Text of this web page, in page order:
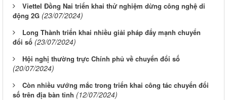
Viettel Đồng Nai triển khai thử nghiệm dừng công nghệ di
động 2G (23/07/2024)
Long Thành triển khai nhiều giải pháp đẩy mạnh chuyển
đổi số (23/07/2024)
Hội nghị thường trực Chính phủ về chuyển đổi số
(20/07/2024)
Còn nhiều vướng mắc trong triển khai công tác chuyển đổi
số trên địa bàn tỉnh (12/07/2024)